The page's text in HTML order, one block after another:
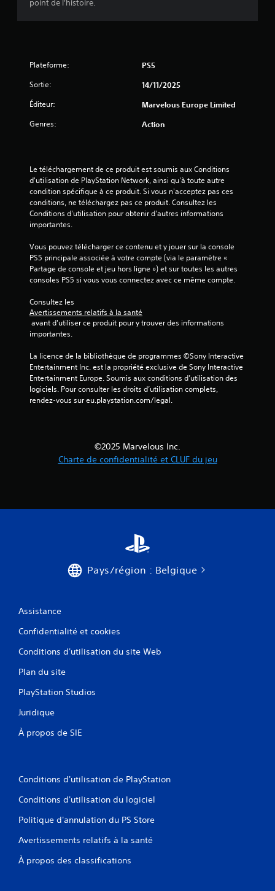
i
s
5
(
a
)
point de l'histoire.
Plateforme: PS5
Sortie: 14/11/2025
Éditeur: Marvelous Europe Limited
Genres: Action
Le téléchargement de ce produit est soumis aux Conditions
d'utilisation de PlayStation Network, ainsi qu'à toute autre
condition spécifique à ce produit. Si vous n'acceptez pas ces
conditions, ne téléchargez pas ce produit. Consultez les
Conditions d'utilisation pour obtenir d'autres informations
importantes.
Vous pouvez télécharger ce contenu et y jouer sur la console
PS5 principale associée à votre compte (via le paramètre «
Partage de console et jeu hors ligne ») et sur toutes les autres
consoles PS5 si vous vous connectez avec ce même compte.
Consultez les
Avertissements relatifs à la santé
importantes.
La licence de la bibliothèque de programmes ©Sony Interactive
Entertainment Inc. est la propriété exclusive de Sony Interactive
Entertainment Europe. Soumis aux conditions d’utilisation des
logiciels. Pour consulter les droits d’utilisation complets,
rendez-vous sur eu.playstation.com/legal.
©2025 Marvelous Inc.
Charte de confidentialité et CLUF du jeu
Pays/région : Belgique
Assistance
Confidentialité et cookies
Conditions d'utilisation du site Web
Plan du site
PlayStation Studios
Juridique
À propos de SIE
Conditions d'utilisation de PlayStation
Conditions d'utilisation du logiciel
Politique d'annulation du PS Store
Avertissements relatifs à la santé
À propos des classifications